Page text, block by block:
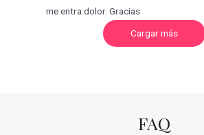
me entra dolor. Gracias
Cargar másC
r
FAQ